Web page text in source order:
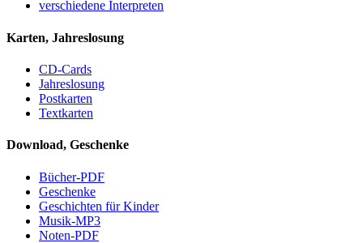
verschiedene Interpreten
Karten, Jahreslosung
CD-Cards
Jahreslosung
Postkarten
Textkarten
Download, Geschenke
Bücher-PDF
Geschenke
Geschichten für Kinder
Musik-MP3
Noten-PDF